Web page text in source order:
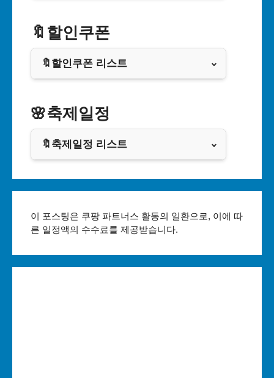
부산광역시
대구광역시
인천광역시
세종특별자치시
경기도
🔖할인쿠폰
🔖할인쿠폰 리스트
쿠팡
클룩
🌸축제일정
🔖축제일정 리스트
대구축제 일정
인천축제 일정
이 포스팅은 쿠팡 파트너스 활동의 일환으로, 이에 따
른 일정액의 수수료를 제공받습니다.